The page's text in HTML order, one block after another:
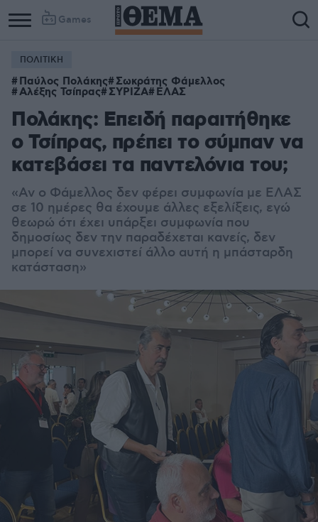
Games
ΠΟΛΙΤΙΚΗ
Παύλος Πολάκης Σωκράτης Φάμελλος
Αλέξης Τσίπρας ΣΥΡΙΖΑ ΕΛΑΣ
Πολάκης: Επειδή παραιτήθηκε
ο Τσίπρας, πρέπει το σύμπαν να
κατεβάσει τα παντελόνια του;
«Αν ο Φάμελλος δεν φέρει συμφωνία με ΕΛΑΣ
σε 10 ημέρες θα έχουμε άλλες εξελίξεις, εγώ
θεωρώ ότι έχει υπάρξει συμφωνία που
δημοσίως δεν την παραδέχεται κανείς, δεν
μπορεί να συνεχιστεί άλλο αυτή η μπάσταρδη
κατάσταση»